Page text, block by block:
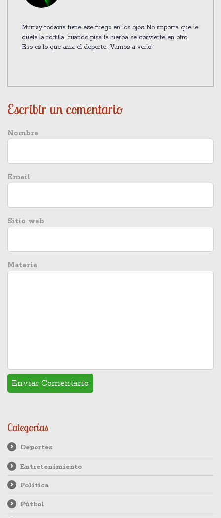
Murray todavia tiene ese fuego en los ojos. No importa que le
duela la rodilla, cuando pisa la hierba se convierte en otro.
Eso es lo que ama el deporte. ¡Vamos a verlo!
Escribir un comentario
Nombre
Email
Sitio web
Materia
Categorías
Deportes
Entretenimiento
Política
Fútbol